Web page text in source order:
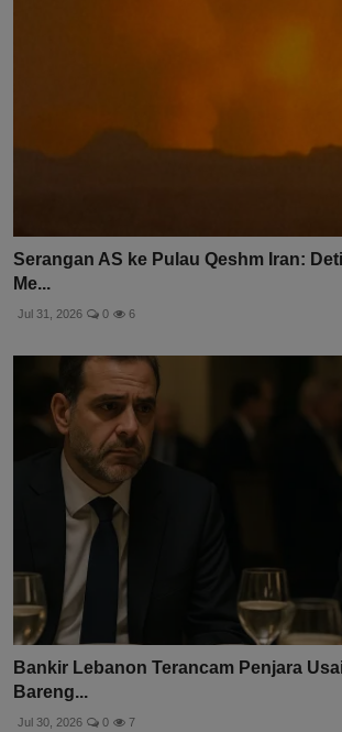
Serangan AS ke Pulau Qeshm Iran:
Me...
Jul 31, 2026 0 6
Bankir Lebanon Terancam Penjara
Bareng...
Jul 30, 2026 0 7